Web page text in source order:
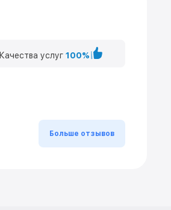
Качества услуг 100%
Больше отзывов